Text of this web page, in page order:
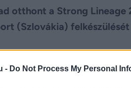
- Do Not Process My Personal
otthont a Strong
(Szlovákia)